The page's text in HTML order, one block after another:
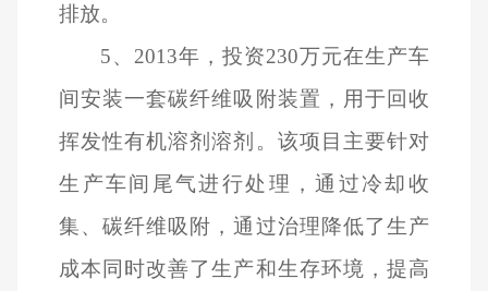
排放。
5、2013年，投资230万元在生产车
间安装一套碳纤维吸附装置，用于回收
挥发性有机溶剂溶剂。该项目主要针对
生产车间尾气进行处理，通过冷却收
集、碳纤维吸附，通过治理降低了生产
成本同时改善了生产和生存环境，提高